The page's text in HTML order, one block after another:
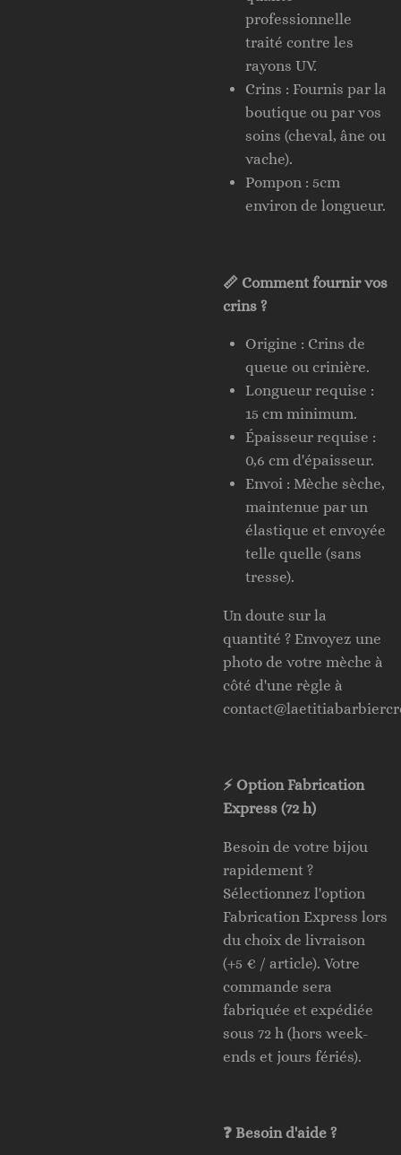
professionnelle
traité contre les
rayons UV.
Crins : Fournis par la
boutique ou par vos
soins (cheval, âne ou
vache).
Pompon : 5cm
environ de longueur.
📏 Comment fournir vos
crins ?
Origine : Crins de
queue ou crinière.
Longueur requise :
15 cm minimum.
Épaisseur requise :
0,6 cm d'épaisseur.
Envoi : Mèche sèche,
maintenue par un
élastique et envoyée
telle quelle (sans
tresse).
Un doute sur la
quantité ? Envoyez une
photo de votre mèche à
côté d'une règle à
⚡ Option Fabrication
Express (72 h)
Besoin de votre bijou
rapidement ?
Sélectionnez l'option
Fabrication Express lors
du choix de livraison
(+5 € / article). Votre
commande sera
fabriquée et expédiée
sous 72 h (hors week-
ends et jours fériés).
❓ Besoin d'aide ?